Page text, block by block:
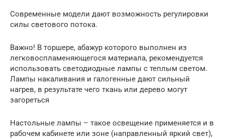
Современные модели дают возможность регулировки
силы светового потока.
Важно! В торшере, абажур которого выполнен из
легковоспламеняющегося материала, рекомендуется
использовать светодиодные лампы с теплым светом.
Лампы накаливания и галогенные дают сильный
нагрев, в результате чего ткань или дерево могут
загореться
Настольные лампы – такое освещение применяется и в
рабочем кабинете или зоне (направленный яркий свет),